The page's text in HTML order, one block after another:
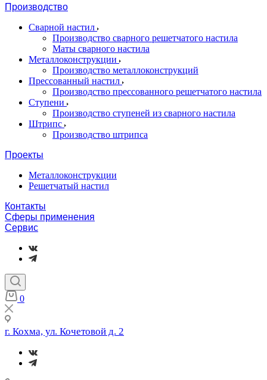
Производство
Сварной настил
Производство сварного решетчатого настила
Маты сварного настила
Металлоконструкции
Производство металлоконструкций
Прессованный настил
Производство прессованного решетчатого настила
Ступени
Производство ступеней из сварного настила
Штрипс
Производство штрипса
Проекты
Металлоконструкции
Решетчатый настил
Контакты
Сферы применения
Сервис
0
г. Кохма, ул. Кочетовой д. 2